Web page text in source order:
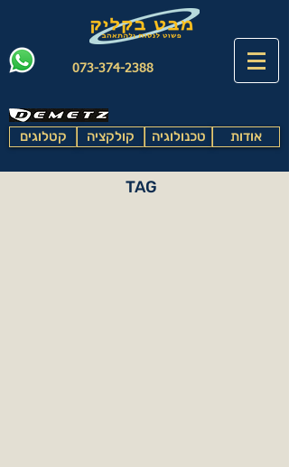
073-374-2388
קטלוגים קולקציה טכנולוגיה אודות
TAG